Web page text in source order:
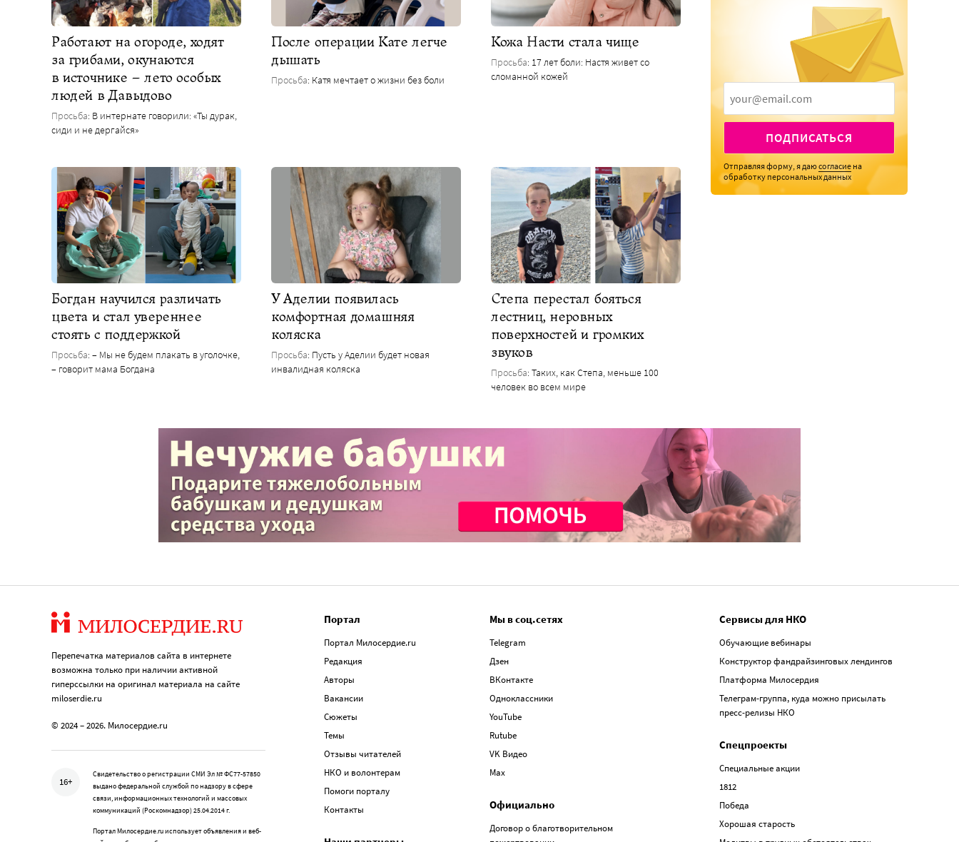
Работают на огороде, ходят
за грибами, окунаются
в источнике – лето особых
людей в Давыдово
Просьба: В интернате говорили: «Ты дурак,
сиди и не дергайся»
После операции Кате легче
дышать
Просьба: Катя мечтает о жизни без боли
Кожа Насти стала чище
Просьба: 17 лет боли: Настя живет со
сломанной кожей
Богдан научился различать
цвета и стал увереннее
стоять с поддержкой
Просьба: – Мы не будем плакать в уголочке,
– говорит мама Богдана
У Аделии появилась
комфортная домашняя
коляска
Просьба: Пусть у Аделии будет новая
инвалидная коляска
Степа перестал бояться
лестниц, неровных
поверхностей и громких
звуков
Просьба: Таких, как Степа, меньше 100
человек во всем мире
ПОДПИСАТЬСЯ
Отправляя форму, я даюсогласие на
обработку персональных данных
Перепечатка материалов сайта в интернете
возможна только при наличии активной
гиперссылки на оригинал материала на сайте
miloserdie.ru
© 2024 – 2026. Милосердие.ru
16+
Свидетельство о регистрации СМИ Эл № ФС77-57850
выдано федеральной службой по надзору в сфере
связи, информационных технологий и массовых
коммуникаций (Роскомнадзор) 25.04.2014 г.
Портал Милосердие.ru использует объявления и веб-
Портал
Портал Милосердие.ru
Редакция
Авторы
Вакансии
Сюжеты
Темы
Отзывы читателей
НКО и волонтерам
Помоги порталу
Контакты
Мы в соц.сетях
Telegram
Дзен
ВКонтакте
Одноклассники
YouTube
Rutube
VK Видео
Max
Официально
Договор о благотворительном
Сервисы для НКО
Обучающие вебинары
Конструктор фандрайзинговых лендингов
Платформа Милосердия
Телеграм-группа, куда можно присылать
пресс-релизы НКО
Спецпроекты
Специальные акции
1812
Победа
Хорошая старость